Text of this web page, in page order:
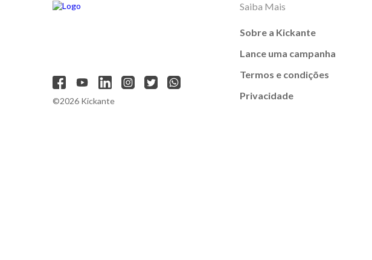
©2026 Kickante
Saiba Mais
Sobre a Kickante
Lance uma campanha
Termos e condições
Privacidade